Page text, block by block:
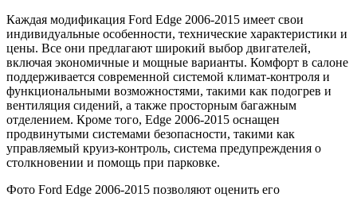
Каждая модификация Ford Edge 2006-2015 имеет свои
индивидуальные особенности, технические характеристики и
цены. Все они предлагают широкий выбор двигателей,
включая экономичные и мощные варианты. Комфорт в салоне
поддерживается современной системой климат-контроля и
функциональными возможностями, такими как подогрев и
вентиляция сидений, а также просторным багажным
отделением. Кроме того, Edge 2006-2015 оснащен
продвинутыми системами безопасности, такими как
управляемый круиз-контроль, система предупреждения о
столкновении и помощь при парковке.
Фото Ford Edge 2006-2015 позволяют оценить его